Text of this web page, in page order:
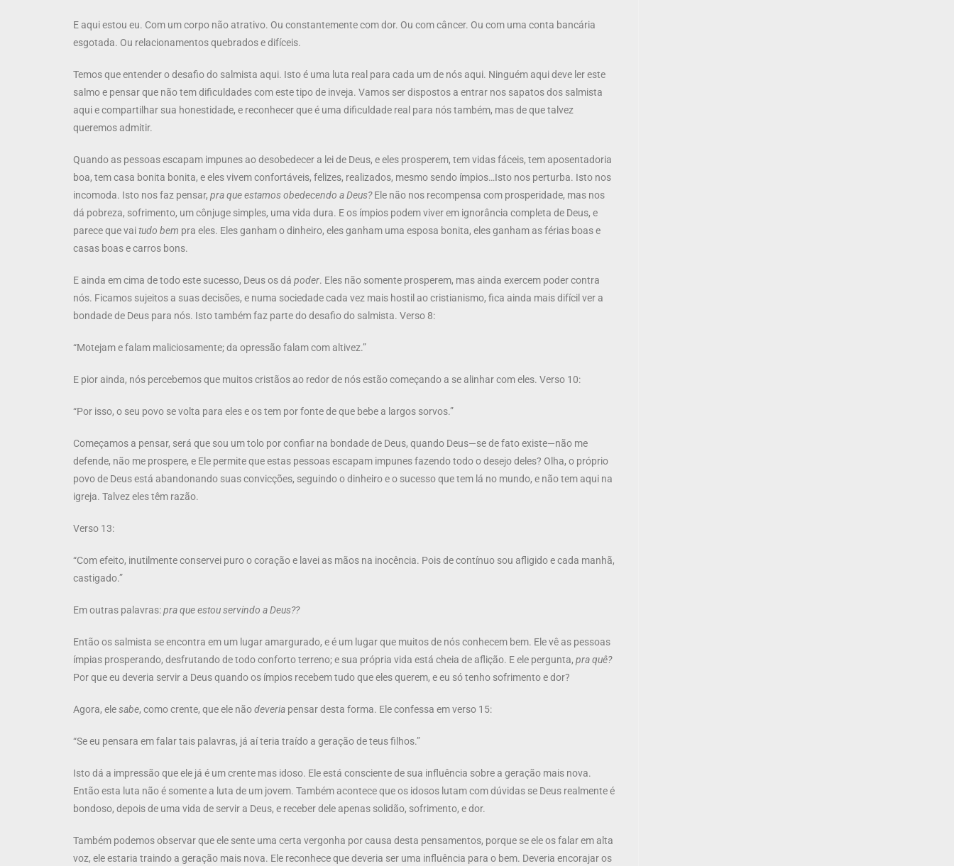
E aqui estou eu. Com um corpo não atrativo. Ou constantemente com dor. Ou com câncer. Ou com uma conta bancária
esgotada. Ou relacionamentos quebrados e difíceis.
Temos que entender o desafio do salmista aqui. Isto é uma luta real para cada um de nós aqui. Ninguém aqui deve ler este
salmo e pensar que não tem dificuldades com este tipo de inveja. Vamos ser dispostos a entrar nos sapatos dos salmista
aqui e compartilhar sua honestidade, e reconhecer que é uma dificuldade real para nós também, mas de que talvez
queremos admitir.
Quando as pessoas escapam impunes ao desobedecer a lei de Deus, e eles prosperem, tem vidas fáceis, tem aposentadoria
boa, tem casa bonita bonita, e eles vivem confortáveis, felizes, realizados, mesmo sendo ímpios…Isto nos perturba. Isto nos
incomoda. Isto nos faz pensar, pra que estamos obedecendo a Deus?Ele não nos recompensa com prosperidade, mas nos
dá pobreza, sofrimento, um cônjuge simples, uma vida dura. E os ímpios podem viver em ignorância completa de Deus, e
parece que vaitudo bem pra eles. Eles ganham o dinheiro, eles ganham uma esposa bonita, eles ganham as férias boas e
casas boas e carros bons.
E ainda em cima de todo este sucesso, Deus os dá poder. Eles não somente prosperem, mas ainda exercem poder contra
nós. Ficamos sujeitos a suas decisões, e numa sociedade cada vez mais hostil ao cristianismo, fica ainda mais difícil ver a
bondade de Deus para nós. Isto também faz parte do desafio do salmista. Verso 8:
“Motejam e falam maliciosamente; da opressão falam com altivez.”
E pior ainda, nós percebemos que muitos cristãos ao redor de nós estão começando a se alinhar com eles. Verso 10:
“Por isso, o seu povo se volta para eles e os tem por fonte de que bebe a largos sorvos.”
Começamos a pensar, será que sou um tolo por confiar na bondade de Deus, quando Deus—se de fato existe—não me
defende, não me prospere, e Ele permite que estas pessoas escapam impunes fazendo todo o desejo deles? Olha, o próprio
povo de Deus está abandonando suas convicções, seguindo o dinheiro e o sucesso que tem lá no mundo, e não tem aqui na
igreja. Talvez eles têm razão.
Verso 13:
“Com efeito, inutilmente conservei puro o coração e lavei as mãos na inocência. Pois de contínuo sou afligido e cada manhã,
castigado.”
Em outras palavras:pra que estou servindo a Deus??
Então os salmista se encontra em um lugar amargurado, e é um lugar que muitos de nós conhecem bem. Ele vê as pessoas
ímpias prosperando, desfrutando de todo conforto terreno; e sua própria vida está cheia de aflição. E ele pergunta, pra quê?
Por que eu deveria servir a Deus quando os ímpios recebem tudo que eles querem, e eu só tenho sofrimento e dor?
Agora, elesabe, como crente, que ele nãodeveria pensar desta forma. Ele confessa em verso 15:
“Se eu pensara em falar tais palavras, já aí teria traído a geração de teus filhos.”
Isto dá a impressão que ele já é um crente mas idoso. Ele está consciente de sua influência sobre a geração mais nova.
Então esta luta não é somente a luta de um jovem. Também acontece que os idosos lutam com dúvidas se Deus realmente é
bondoso, depois de uma vida de servir a Deus, e receber dele apenas solidão, sofrimento, e dor.
Também podemos observar que ele sente uma certa vergonha por causa desta pensamentos, porque se ele os falar em alta
voz, ele estaria traindo a geração mais nova. Ele reconhece que deveria ser uma influência para o bem. Deveria encorajar os